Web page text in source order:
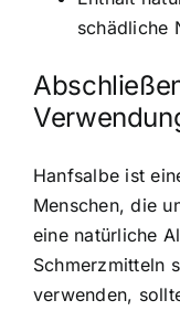
schädliche
Hanfsalbe ist
Menschen, die
eine natürliche
Schmerzmitteln
verwenden,